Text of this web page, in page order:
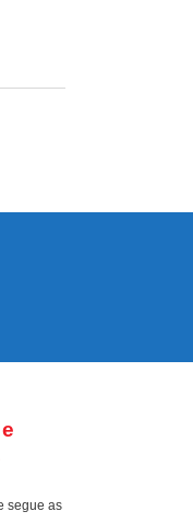
segue as